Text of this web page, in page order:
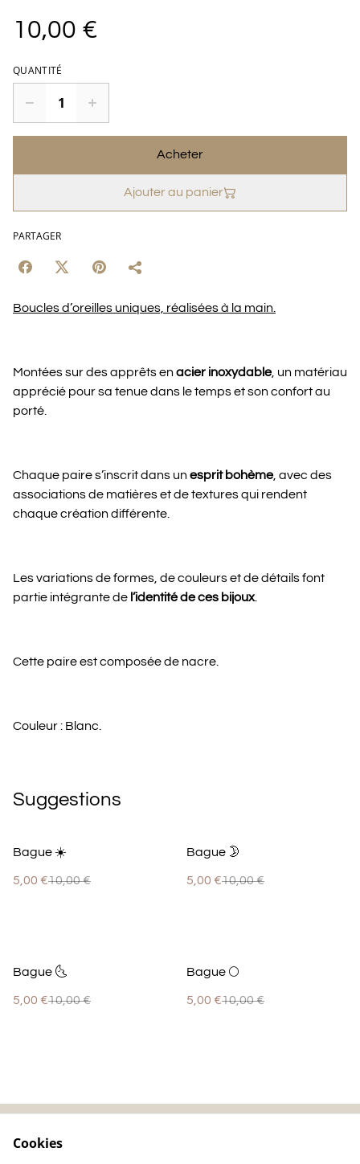
10,00 €
QUANTITÉ
Acheter
Ajouter au panier
PARTAGER
Boucles d’oreilles uniques, réalisées à la main.
Montées sur des apprêts enacier inoxydable, un matériau
apprécié pour sa tenue dans le temps et son confort au
porté.
Chaque paire s’inscrit dans unesprit bohème, avec des
associations de matières et de textures qui rendent
chaque création différente.
Les variations de formes, de couleurs et de détails font
partie intégrante de l’identité de ces bijoux.
Cette paire est composée de nacre.
Couleur : Blanc.
Suggestions
%
Bague ☀️
5,00 €10,00 €
%
Bague 🌛
5,00 €10,00 €
%
Bague 🌜
5,00 €10,00 €
%
Bague 🌕
5,00 €10,00 €
Cookies